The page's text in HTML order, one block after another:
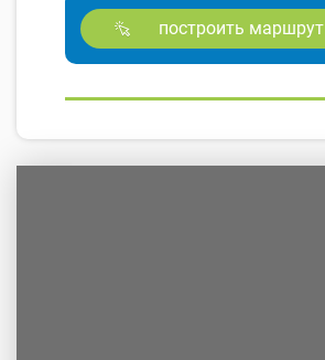
построить маршрут